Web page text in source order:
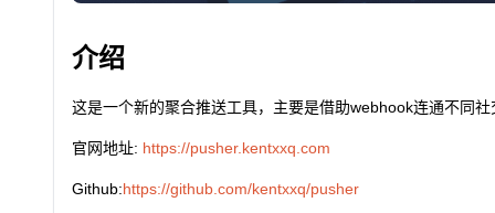
介绍
这是一个新的聚合推送工具，主要是借助webhook连通不同
官网地址: https://pusher.kentxxq.com
Github:https://github.com/kentxxq/pusher